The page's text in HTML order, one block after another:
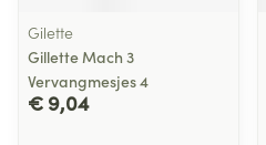
Gilette
Gillette Mach 3
Vervangmesjes 4
€ 9,04